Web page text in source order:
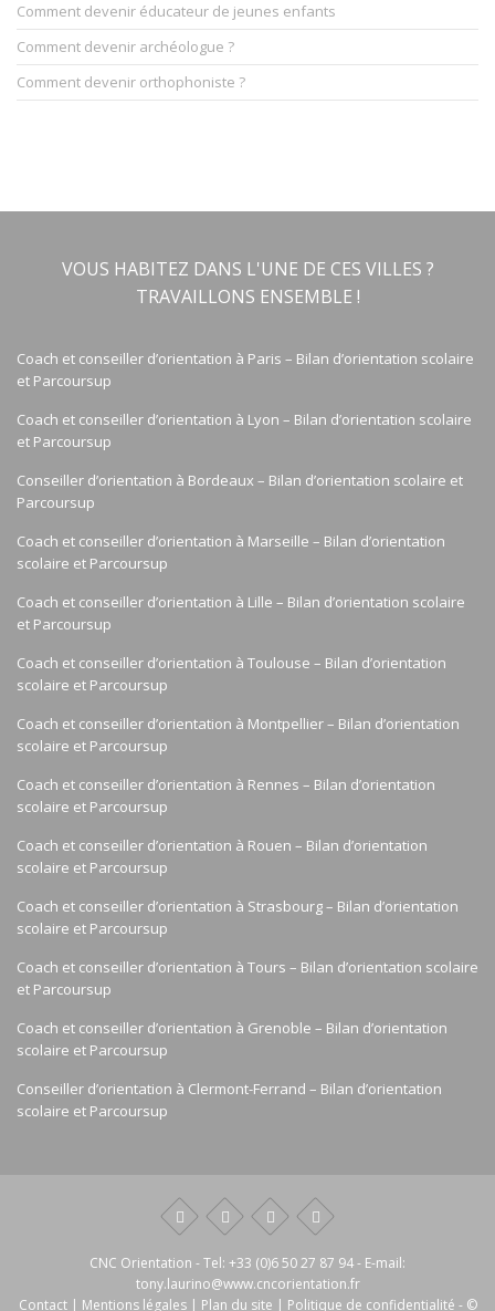
Comment devenir éducateur de jeunes enfants
Comment devenir archéologue ?
Comment devenir orthophoniste ?
VOUS HABITEZ DANS L'UNE DE CES VILLES ?
TRAVAILLONS ENSEMBLE !
Coach et conseiller d’orientation à Paris – Bilan d’orientation scolaire
et Parcoursup
Coach et conseiller d’orientation à Lyon – Bilan d’orientation scolaire
et Parcoursup
Conseiller d’orientation à Bordeaux – Bilan d’orientation scolaire et
Parcoursup
Coach et conseiller d’orientation à Marseille – Bilan d’orientation
scolaire et Parcoursup
Coach et conseiller d’orientation à Lille – Bilan d’orientation scolaire
et Parcoursup
Coach et conseiller d’orientation à Toulouse – Bilan d’orientation
scolaire et Parcoursup
Coach et conseiller d’orientation à Montpellier – Bilan d’orientation
scolaire et Parcoursup
Coach et conseiller d’orientation à Rennes – Bilan d’orientation
scolaire et Parcoursup
Coach et conseiller d’orientation à Rouen – Bilan d’orientation
scolaire et Parcoursup
Coach et conseiller d’orientation à Strasbourg – Bilan d’orientation
scolaire et Parcoursup
Coach et conseiller d’orientation à Tours – Bilan d’orientation scolaire
et Parcoursup
Coach et conseiller d’orientation à Grenoble – Bilan d’orientation
scolaire et Parcoursup
Conseiller d’orientation à Clermont-Ferrand – Bilan d’orientation
scolaire et Parcoursup
CNC Orientation - Tel: +33 (0)6 50 27 87 94- E-mail:
tony.laurino@www.cncorientation.fr
Contact| Mentions légales| Plan du site | Politique de confidentialité - ©